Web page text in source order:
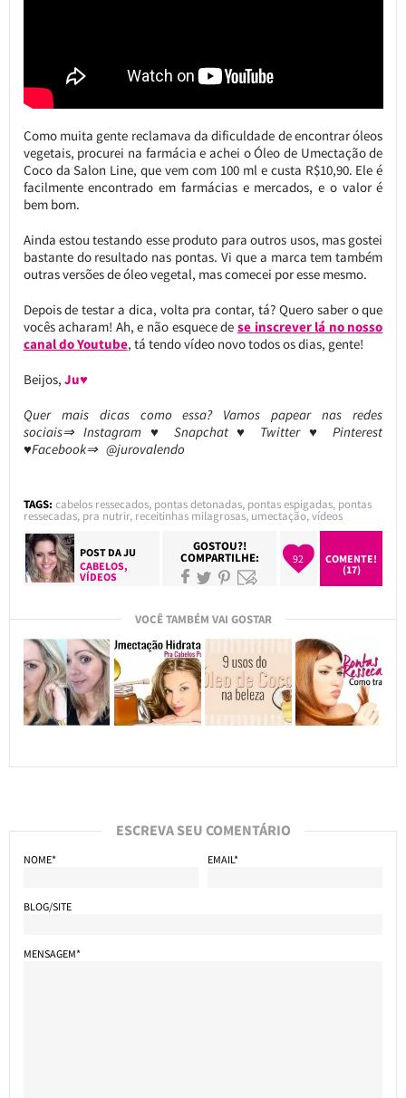
Como muita gente reclamava da dificuldade de encontrar óleos
vegetais, procurei na farmácia e achei o Óleo de Umectação de
Coco da Salon Line, que vem com 100 ml e custa R$10,90. Ele é
facilmente encontrado em farmácias e mercados, e o valor é
bem bom.
Ainda estou testando esse produto para outros usos, mas gostei
bastante do resultado nas pontas. Vi que a marca tem também
outras versões de óleo vegetal, mas comecei por esse mesmo.
Depois de testar a dica, volta pra contar, tá? Quero saber o que
vocês acharam! Ah, e não esquece de se inscrever lá no nosso
canal do Youtube, tá tendo vídeo novo todos os dias, gente!
Beijos, Ju♥
Quer mais dicas como essa? Vamos papear nas redes
sociais⇒ Instagram ♥ Snapchat ♥ Twitter ♥ Pinterest
♥Facebook⇒ @jurovalendo
TAGS: cabelos ressecados, pontas detonadas, pontas espigadas, pontas
ressecadas, pra nutrir, receitinhas milagrosas,umectação,vídeos
POST DAJU
CABELOS,
VÍDEOS
GOSTOU?!
COMPARTILHE: 92
COMENTE!
(17)
VOCÊ TAMBÉM VAI GOSTAR
ESCREVA SEU COMENTÁRIO
NOME* EMAIL*
BLOG/SITE
MENSAGEM*